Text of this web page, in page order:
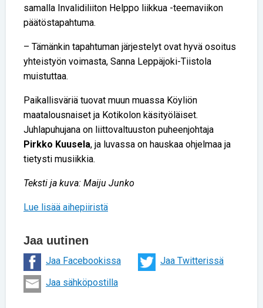
samalla Invalidiliiton Helppo liikkua -teemaviikon
päätöstapahtuma.
– Tämänkin tapahtuman järjestelyt ovat hyvä osoitus
yhteistyön voimasta, Sanna Leppäjoki-Tiistola
muistuttaa.
Paikallisväriä tuovat muun muassa Köyliön
maatalousnaiset ja Kotikolon käsityöläiset.
Juhlapuhujana on liittovaltuuston puheenjohtaja
Pirkko Kuusela, ja luvassa on hauskaa ohjelmaa ja
tietysti musiikkia.
Teksti ja kuva: Maiju Junko
Lue lisää aihepiiristä
Jaa uutinen
Jaa Facebookissa
Jaa Twitterissä
Jaa sähköpostilla